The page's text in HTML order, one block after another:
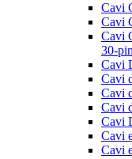
Cavi
Cavi
Cavi
30-pin
Cavi
Cavi
Cavi
Cavi
Cavi
Cavi
Cavi